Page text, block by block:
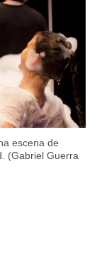
escena de
(Gabriel Guerra